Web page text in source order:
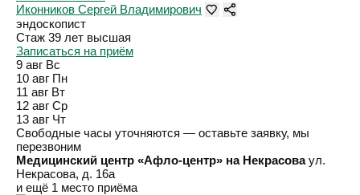
Иконников Сергей Владимирович
эндоскопист
Стаж 39 лет высшая
Записаться на приём
9 авг Вс
10 авг Пн
11 авг Вт
12 авг Ср
13 авг Чт
Свободные часы уточняются — оставьте заявку, мы
перезвоним
Медицинский центр «Афло-центр» на Некрасова ул.
Некрасова, д. 16а
и ещё 1 место приёма